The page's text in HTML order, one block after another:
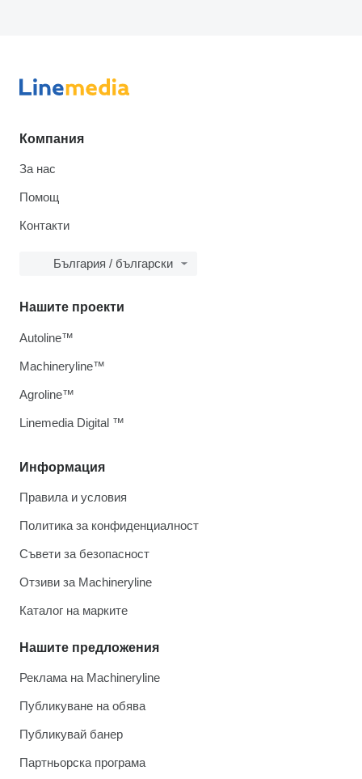
Компания
За нас
Помощ
Контакти
България / български
Информация
Правила и условия
Политика за конфиденциалност
Съвети за безопасност
Отзиви за Machineryline
Каталог на марките
Нашите предложения
Реклама на Machineryline
Публикуване на обява
Публикувай банер
Партньорска програма
Нашите проекти
Autoline™
Machineryline™
Agroline™
Linemedia Digital ™